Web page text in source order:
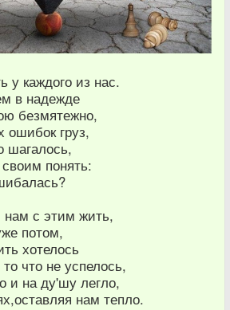
у каждого из нас.
в надежде
безмятежно,
ошибок груз,
шагалось,
понять:
нам с этим жить,
потом,
хотелось
что не успелось,
и на ду'шу легло,
нам тепло.